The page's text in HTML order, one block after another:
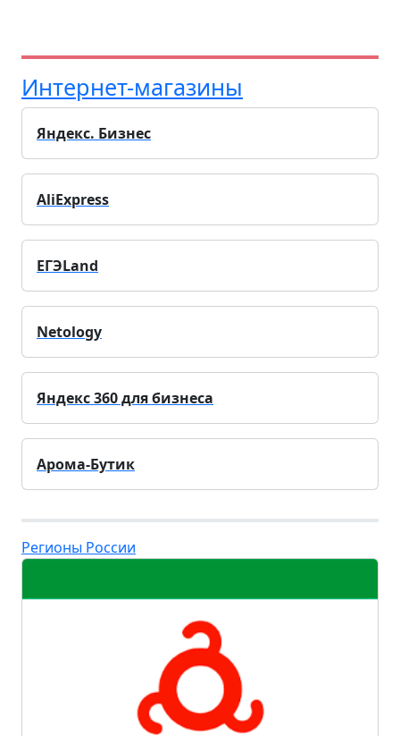
Интернет-магазины
Яндекс. Бизнес
AliExpress
ЕГЭLand
Netology
Яндекс 360 для бизнеса
Арома-Бутик
Регионы России